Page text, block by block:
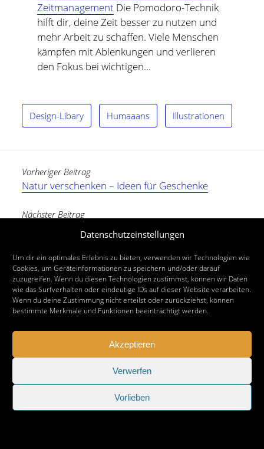
Datenschutzeinstellungen
Um dir ein optimales Erlebnis zu bieten, verwenden wir Technologien wie
Cookies, um Geräteinformationen zu speichern und/oder darauf
zuzugreifen. Wenn du diesen Technologien zustimmst, können wir Daten
wie das Surfverhalten oder eindeutige IDs auf dieser Website verarbeiten.
Wenn du deine Zustimmung nicht erteilst oder zurückziehst, können
bestimmte Merkmale und Funktionen beeinträchtigt werden.
Akzeptieren
Verwerfen
Vorlieben
ZeitmanagementDie Pomodoro-Technik
hilft dir, deine Zeit besser zu nutzen und
mehr Arbeit zu schaffen. Viele Menschen
kämpfen mit Ablenkungen und verlieren
den Fokus bei wichtigen…
Design-Libary Humaaans Illustrationen
Vorheriger Beitrag
Natur verschenken – Ideen für Geschenke
Nächster Beitrag
Update: Skate by night Hildesheim – Termine